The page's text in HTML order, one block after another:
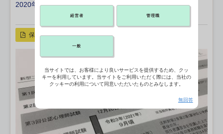
2020年08月28日 19:50
リンクをコピー X ポスト
保存
経営者 管理職
一般
当サイトでは、お客様により良いサービスを提供するため、クッ
キーを利用しています。当サイトをご利用いただく際には、当社の
クッキーの利用について同意いただいたものとみなします。
無回答